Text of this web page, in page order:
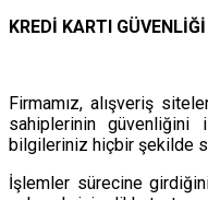
KREDİ KARTI GÜVENLİĞİ
Firmamız, alışveriş
sahiplerinin güvenliğini
bilgileriniz hiçbir şekilde
İşlemler sürecine